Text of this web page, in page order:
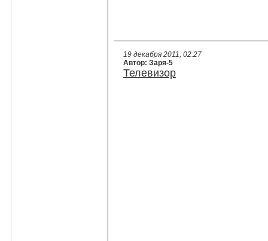
19 декабря 2011, 02:27
Автор: Заря-5
Телевизор